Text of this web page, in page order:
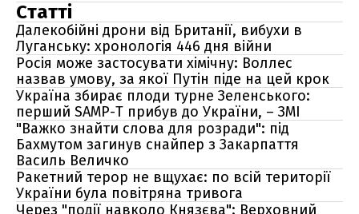
Статті
Далекобійні дрони від Британії, вибухи в
Луганську: хронологія 446 дня війни
Росія може застосувати хімічну: Воллес
назвав умову, за якої Путін піде на цей крок
Україна збирає плоди турне Зеленського:
перший SAMP-T прибув до України, – ЗМІ
"Важко знайти слова для розради": під
Бахмутом загинув снайпер з Закарпаття
Василь Величко
Ракетний терор не вщухає: по всій території
України була повітряна тривога
Через "події навколо Князєва": Верховний